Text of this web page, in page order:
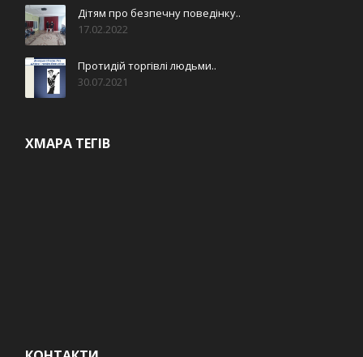
Дітям про безпечну поведінку..
17.02.2022
Протидій торгівлі людьми..
30.07.2021
ХМАРА ТЕГІВ